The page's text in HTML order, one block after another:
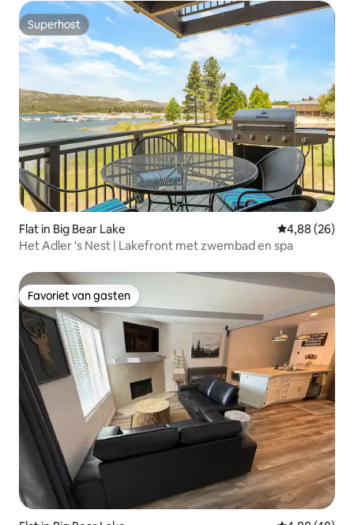
Superhost
Superhost
Flat in Big Bear Lake Gemiddelde
4,88 (26)
Het Adler 's Nest | Lakefront met zwembad en spa
Favoriet van gasten
Favoriet van gasten